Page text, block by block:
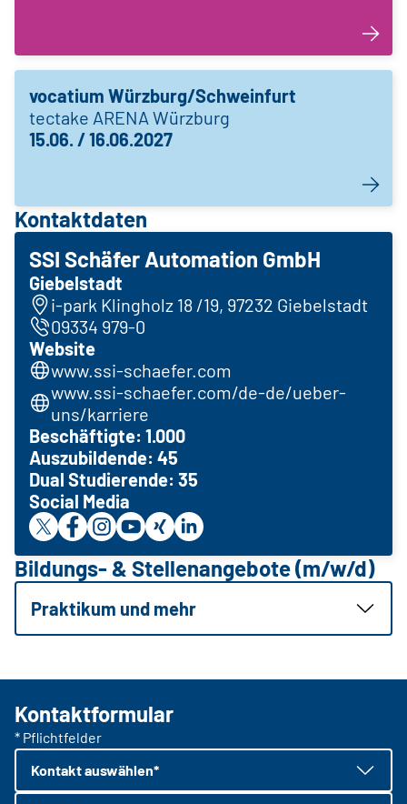
vocatium Würzburg/Schweinfurt
tectake ARENA Würzburg
15.06. / 16.06.2027
Kontaktdaten
SSI Schäfer Automation GmbH
Giebelstadt
i-park Klingholz 18 /19, 97232 Giebelstadt
09334 979-0
Website
www.ssi-schaefer.com
www.ssi-schaefer.com/de-de/ueber-
uns/karriere
Beschäftigte: 1.000
Auszubildende: 45
Dual Studierende: 35
Social Media
Bildungs- & Stellenangebote (m/w/d)
Praktikum und mehr
Kontaktformular
* Pflichtfelder
Kontakt auswählen*